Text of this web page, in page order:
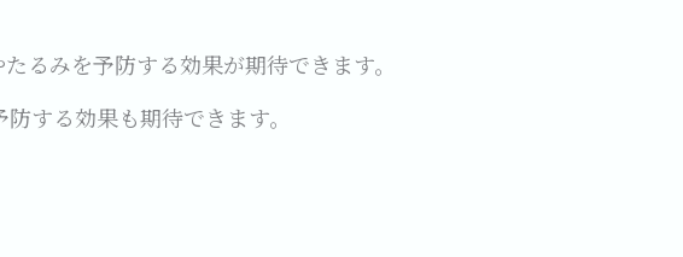
るみを予防する効果が期待できます。
する効果も期待できます。